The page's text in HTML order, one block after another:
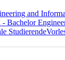
and
- Bachelor
Studierende